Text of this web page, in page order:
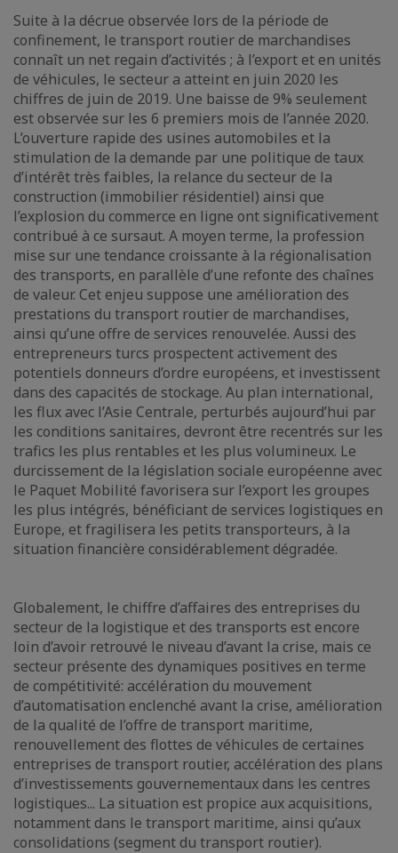
Suite à la décrue observée lors de la période de
confinement, le transport routier de marchandises
connaît un net regain d’activités ; à l’export et en unités
de véhicules, le secteur a atteint en juin 2020 les
chiffres de juin de 2019. Une baisse de 9% seulement
est observée sur les 6 premiers mois de l’année 2020.
L’ouverture rapide des usines automobiles et la
stimulation de la demande par une politique de taux
d’intérêt très faibles, la relance du secteur de la
construction (immobilier résidentiel) ainsi que
l’explosion du commerce en ligne ont significativement
contribué à ce sursaut. A moyen terme, la profession
mise sur une tendance croissante à la régionalisation
des transports, en parallèle d’une refonte des chaînes
de valeur. Cet enjeu suppose une amélioration des
prestations du transport routier de marchandises,
ainsi qu’une offre de services renouvelée. Aussi des
entrepreneurs turcs prospectent activement des
potentiels donneurs d’ordre européens, et investissent
dans des capacités de stockage. Au plan international,
les flux avec l’Asie Centrale, perturbés aujourd’hui par
les conditions sanitaires, devront être recentrés sur les
trafics les plus rentables et les plus volumineux. Le
durcissement de la législation sociale européenne avec
le Paquet Mobilité favorisera sur l’export les groupes
les plus intégrés, bénéficiant de services logistiques en
Europe, et fragilisera les petits transporteurs, à la
situation financière considérablement dégradée.
Globalement, le chiffre d’affaires des entreprises du
secteur de la logistique et des transports est encore
loin d’avoir retrouvé le niveau d’avant la crise, mais ce
secteur présente des dynamiques positives en terme
de compétitivité: accélération du mouvement
d’automatisation enclenché avant la crise, amélioration
de la qualité de l’offre de transport maritime,
renouvellement des flottes de véhicules de certaines
entreprises de transport routier, accélération des plans
d’investissements gouvernementaux dans les centres
logistiques... La situation est propice aux acquisitions,
notamment dans le transport maritime, ainsi qu’aux
consolidations (segment du transport routier).